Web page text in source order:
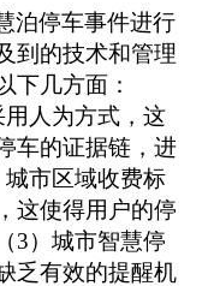
泊停车事件进行
到的技术和管理
下几方面：
用人为方式，这
车的证据链，进
市区域收费标
这使得用户的停
3）城市智慧停
乏有效的提醒机